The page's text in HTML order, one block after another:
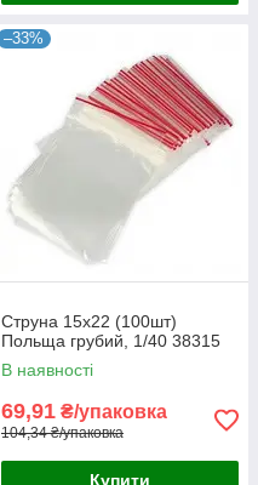
–33%
Струна 15х22 (100шт)
Польща грубий, 1/40 38315
В наявності
69,91 ₴/упаковка
104,34 ₴/упаковка
Купити